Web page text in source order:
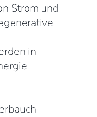
Strom und
in